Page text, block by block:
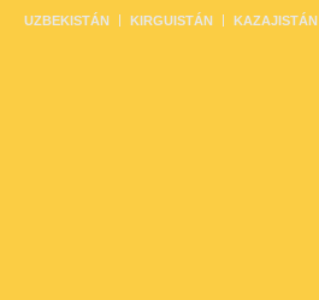
UZBEKISTÁN KIRGUISTÁN KAZAJISTÁN